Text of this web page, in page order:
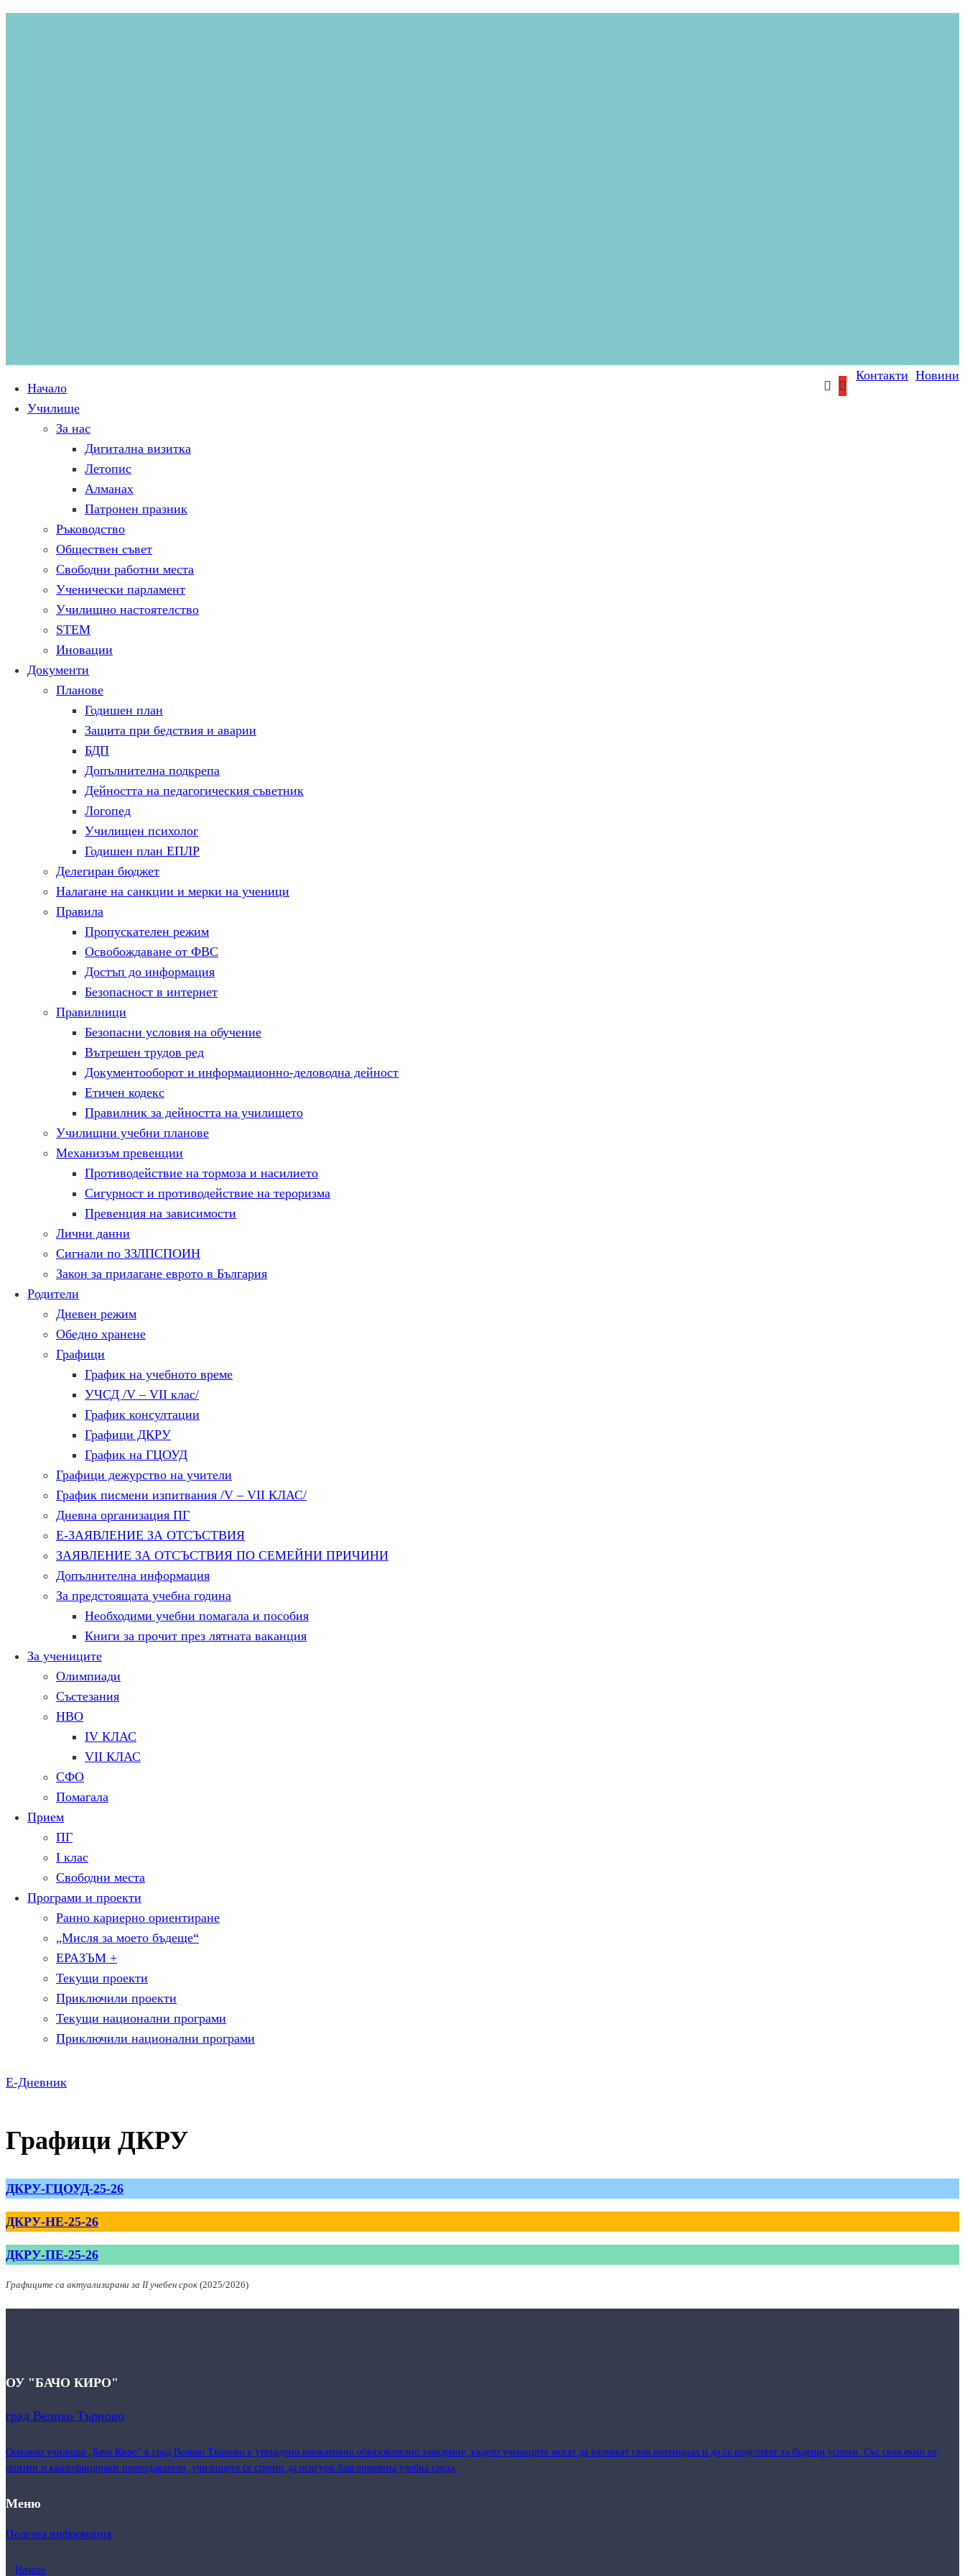
Контакти Новини
Начало
Училище
За нас
Дигитална визитка
Летопис
Алманах
Патронен празник
Ръководство
Обществен съвет
Свободни работни места
Ученически парламент
Училищно настоятелство
STEM
Иновации
Документи
Планове
Годишен план
Защита при бедствия и аварии
БДП
Допълнителна подкрепа
Дейността на педагогическия съветник
Логопед
Училищен психолог
Годишен план ЕПЛР
Делегиран бюджет
Налагане на санкции и мерки на ученици
Правила
Пропускателен режим
Освобождаване от ФВС
Достъп до информация
Безопасност в интернет
Правилници
Безопасни условия на обучение
Вътрешен трудов ред
Документооборот и информационно-деловодна дейност
Етичен кодекс
Правилник за дейността на училището
Училищни учебни планове
Механизъм превенции
Противодействие на тормоза и насилието
Сигурност и противодействие на тероризма
Превенция на зависимости
Лични данни
Сигнали по ЗЗЛПСПОИН
Закон за прилагане еврото в България
Родители
Дневен режим
Обедно хранене
Графици
График на учебното време
УЧСД /V – VII клас/
График консултации
Графици ДКРУ
График на ГЦОУД
Графици дежурство на учители
График писмени изпитвания /V – VII КЛАС/
Дневна организация ПГ
Е-ЗАЯВЛЕНИЕ ЗА ОТСЪСТВИЯ
ЗАЯВЛЕНИЕ ЗА ОТСЪСТВИЯ ПО СЕМЕЙНИ ПРИЧИНИ
Допълнителна информация
За предстоящата учебна година
Необходими учебни помагала и пособия
Книги за прочит през лятната ваканция
За учениците
Олимпиади
Състезания
НВО
IV КЛАС
VII КЛАС
СФО
Помагала
Прием
ПГ
I клас
Свободни места
Програми и проекти
Ранно кариерно ориентиране
„Мисля за моето бъдеще“
ЕРАЗЪМ +
Текущи проекти
Приключили проекти
Текущи национални програми
Приключили национални програми
Е-Дневник
Графици ДКРУ
ДКРУ-ГЦОУД-25-26
ДКРУ-НЕ-25-26
ДКРУ-ПЕ-25-26
Графиците са актуализирани за II учебен срок (2025/2026)
ОУ "БАЧО КИРО"
град Велико Търново
Основно училище „Бачо Киро“ в град Велико Търново е утвърдено иновативно образователно заведение, където учениците могат да развиват своя потенциал и да се подготвят за бъдещи успехи. Със своя екип от
опитни и квалифицирани преподаватели, училището се стреми да осигури благоприятна учебна среда.
Меню
Полезна информация
Начало